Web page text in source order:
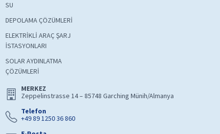
SU
DEPOLAMA ÇÖZÜMLERİ
ELEKTRİKLİ ARAÇ ŞARJ
İSTASYONLARI
SOLAR AYDINLATMA
ÇÖZÜMLERİ
MERKEZ
Zeppelinstrasse 14 – 85748 Garching Münih/Almanya
Telefon
+49 89 1250 36 860